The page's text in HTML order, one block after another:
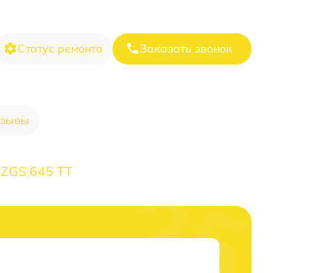
Статус ремонта Заказать звонок
645 TT